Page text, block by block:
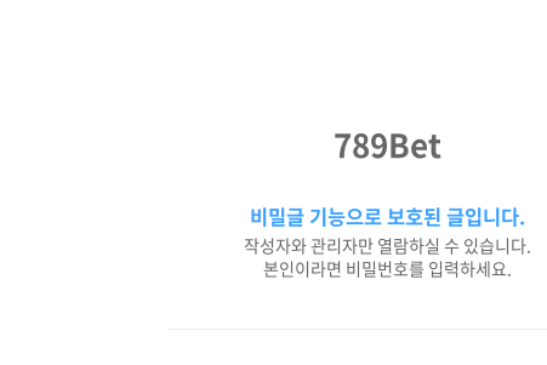
789Bet
비밀글 기능으로 보호된 글입니다.
작성자와 관리자만 열람하실 수 있습니다.
본인이라면 비밀번호를 입력하세요.